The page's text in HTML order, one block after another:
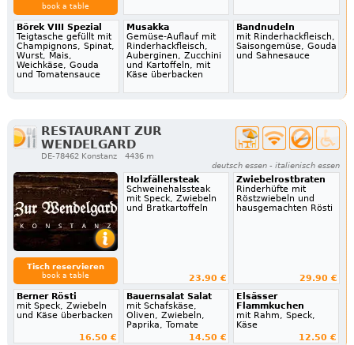
book a table
Börek VIII Spezial
Teigtasche gefüllt mit
Champignons, Spinat,
Wurst, Mais,
Weichkäse, Gouda
und Tomatensauce
Musakka
Gemüse-Auflauf mit
Rinderhackfleisch,
Auberginen, Zucchini
und Kartoffeln, mit
Käse überbacken
Bandnudeln
mit Rinderhackfleisch,
Saisongemüse, Gouda
und Sahnesauce
RESTAURANT ZUR
WENDELGARD
DE-78462 Konstanz
4436 m
deutsch essen - italienisch essen
Tisch reservieren
book a table
Holzfällersteak
Schweinehalssteak
mit Speck, Zwiebeln
und Bratkartoffeln
23.90 €
Zwiebelrostbraten
Rinderhüfte mit
Röstzwiebeln und
hausgemachten Rösti
29.90 €
Berner Rösti
mit Speck, Zwiebeln
und Käse überbacken
16.50 €
Bauernsalat Salat
mit Schafskäse,
Oliven, Zwiebeln,
Paprika, Tomate
14.50 €
Elsässer
Flammkuchen
mit Rahm, Speck,
Käse
12.50 €